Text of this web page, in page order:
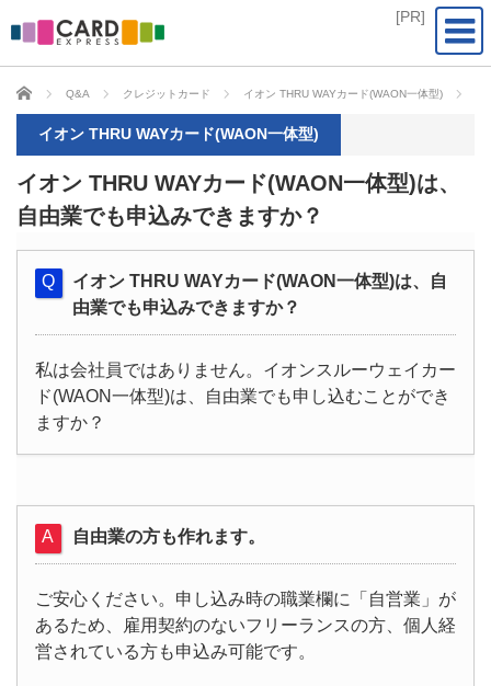
CARD EXPRESS
Q&A クレジットカード イオン THRU WAYカード(WAON一体型)
イオン THRU WAYカード(WAON一体型)
イオン THRU WAYカード(WAON一体型)は、
自由業でも申込みできますか？
イオン THRU WAYカード(WAON一体型)は、自
由業でも申込みできますか？
私は会社員ではありません。イオンスルーウェイカー
ド(WAON一体型)は、自由業でも申し込むことができ
ますか？
自由業の方も作れます。
ご安心ください。申し込み時の職業欄に「自営業」が
あるため、雇用契約のないフリーランスの方、個人経
営されている方も申込み可能です。